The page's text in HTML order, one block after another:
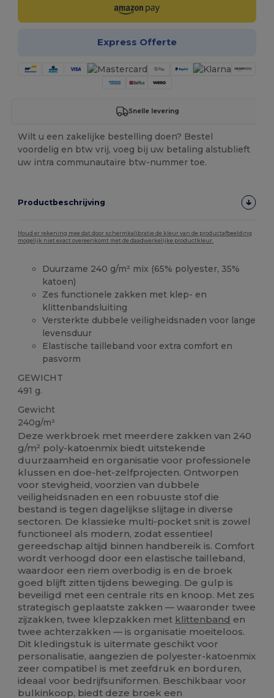
Express Offerte
Snelle levering
Wilt u een zakelijke bestelling doen? Bestel
voordelig en btw vrij, voeg bij uw betaling alstublieft
uw intra communautaire btw-nummer toe.
Productbeschrijving
Houd er rekening mee dat door schermkalibratie de kleur van de productafbeelding
mogelijk niet exact overeenkomt met de daadwerkelijke productkleur.
Duurzame 240 g/m² mix (65% polyester, 35%
katoen)
Zes functionele zakken met klep- en
klittenbandsluiting
Versterkte dubbele veiligheidsnaden voor lange
levensduur
Elastische tailleband voor extra comfort en
pasvorm
GEWICHT
491 g.
Gewicht
240g/m²
Deze werkbroek met meerdere zakken van 240
g/m² poly-katoenmix biedt uitstekende
duurzaamheid en organisatie voor professionele
klussen en doe-het-zelfprojecten. Ontworpen
voor stevigheid, voorzien van dubbele
veiligheidsnaden en een robuuste stof die
bestand is tegen dagelijkse slijtage in diverse
sectoren. De klassieke multi-pocket snit is zowel
functioneel als modern, zodat essentieel
gereedschap altijd binnen handbereik is. Comfort
wordt verhoogd door een elastische tailleband,
waardoor een riem overbodig is en de broek
goed blijft zitten tijdens beweging. De gulp is
beveiligd met een centrale rits en knoop. Met zes
strategisch geplaatste zakken — waaronder twee
zijzakken, twee klepzakken met klittenband en
twee achterzakken — is organisatie moeiteloos.
Dit kledingstuk is uitermate geschikt voor
personalisatie, aangezien de polyester-katoenmix
zeer compatibel is met zeefdruk en borduren,
ideaal voor bedrijfsuniformen. Beschikbaar voor
bulkinkoop, biedt deze broek een